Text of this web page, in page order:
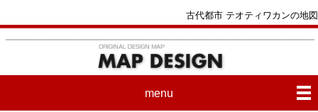
古代都市 テオティワカンの地図
menu